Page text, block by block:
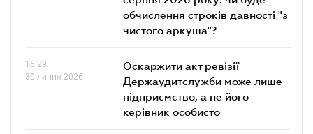
обчислення строків давності "з
чистого аркуша"?
15.29
30 липня 2026
Оскаржити акт ревізії
Держаудитслужби може лише
підприємство, а не його
керівник особисто